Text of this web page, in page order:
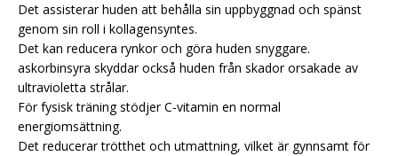
Det assisterar huden att behålla sin uppbyggnad och spänst
genom sin roll i kollagensyntes.
Det kan reducera rynkor och göra huden snyggare.
askorbinsyra skyddar också huden från skador orsakade av
ultravioletta strålar.
För fysisk träning stödjer C-vitamin en normal
energiomsättning.
Det reducerar trötthet och utmattning, vilket är gynnsamt för